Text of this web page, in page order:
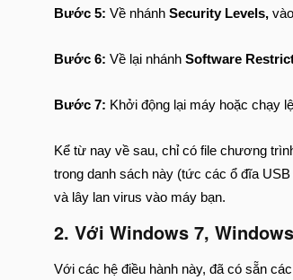
Bước 5: Về nhánh Security Levels, vào
Bước 6: Về lại nhánh Software
Bước 7: Khởi động lại máy hoặc chạy
Kể từ nay về sau, chỉ có file chương
trong danh sách này (tức các ổ đĩa
và lây lan virus vào máy bạn.
2. Với Windows 7,
Với các hệ điều hành này, đã có sẵn